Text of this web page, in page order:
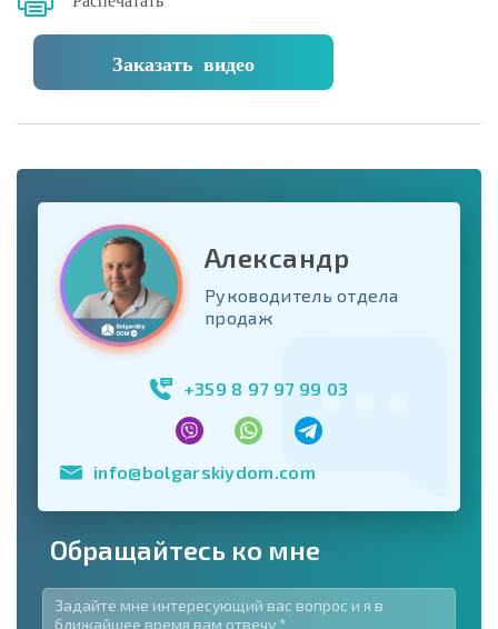
Заказать видео
Александр
Руководитель отдела
продаж
+359 8 97 97 99 03
info@bolgarskiydom.com
Обращайтесь ко мне